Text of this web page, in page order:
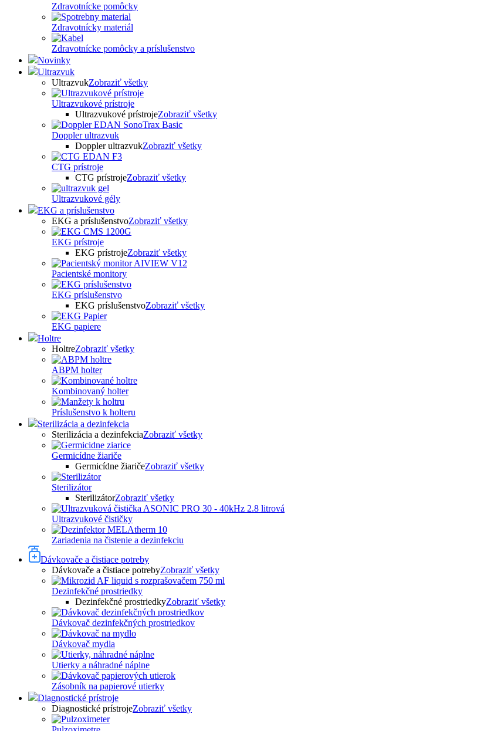
Zdravotnícke pomôcky
Zdravotnícky materiál
Zdravotnícke pomôcky a príslušenstvo
Novinky
Ultrazvuk
UltrazvukZobraziť všetky
Ultrazvukové prístroje
Ultrazvukové prístrojeZobraziť všetky
Doppler ultrazvuk
Doppler ultrazvukZobraziť všetky
CTG prístroje
CTG prístrojeZobraziť všetky
Ultrazvukové gély
EKG a príslušenstvo
EKG a príslušenstvoZobraziť všetky
EKG prístroje
EKG prístrojeZobraziť všetky
Pacientské monitory
EKG príslušenstvo
EKG príslušenstvoZobraziť všetky
EKG papiere
Holtre
HoltreZobraziť všetky
ABPM holter
Kombinovaný holter
Príslušenstvo k holteru
Sterilizácia a dezinfekcia
Sterilizácia a dezinfekciaZobraziť všetky
Germicídne žiariče
Germicídne žiaričeZobraziť všetky
Sterilizátor
SterilizátorZobraziť všetky
Ultrazvukové čističky
Zariadenia na čistenie a dezinfekciu
Dávkovače a čistiace potreby
Dávkovače a čistiace potrebyZobraziť všetky
Dezinfekčné prostriedky
Dezinfekčné prostriedkyZobraziť všetky
Dávkovač dezinfekčných prostriedkov
Dávkovač mydla
Utierky a náhradné náplne
Zásobník na papierové utierky
Diagnostické prístroje
Diagnostické prístrojeZobraziť všetky